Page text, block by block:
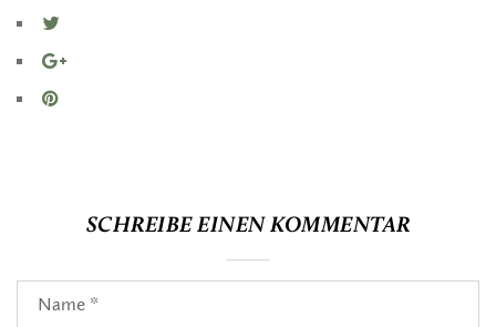
SCHREIBE EINEN KOMMENTAR